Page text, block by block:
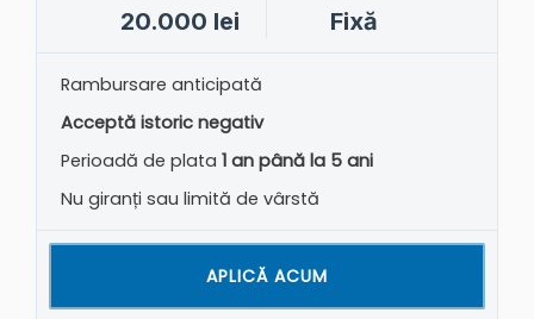
20.000 lei Fixă
Rambursare anticipată
Acceptă istoric negativ
Perioadă de plata 1 an până la 5 ani
Nu giranți sau limită de vârstă
APLICĂ ACUM